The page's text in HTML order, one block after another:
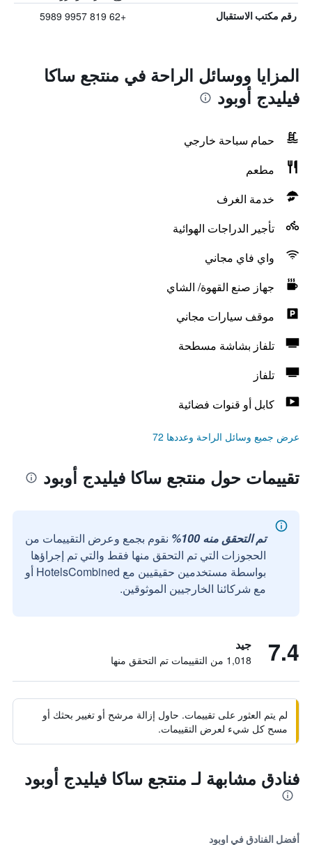
رقم مكتب الاستقبال +62 819 9957 5989
المزايا ووسائل الراحة في منتجع ساكا
فيليدج أوبود
حمام سباحة خارجي
مطعم
خدمة الغرف
تأجير الدراجات الهوائية
واي فاي مجاني
جهاز صنع القهوة/ الشاي
موقف سيارات مجاني
تلفاز بشاشة مسطحة
تلفاز
كابل أو قنوات فضائية
عرض جميع وسائل الراحة وعددها 72
تقييمات حول منتجع ساكا فيليدج أوبود
تم التحقق منه 100%
نقوم بجمع وعرض التقييمات من
الحجوزات التي تم التحقق منها فقط والتي تم إجراؤها
بواسطة مستخدمين حقيقيين مع HotelsCombined أو
مع شركائنا الخارجيين الموثوقين.
7.4 جيد
1,018 من التقييمات تم التحقق منها
لم يتم العثور على تقييمات. حاول إزالة مرشح أو تغيير بحثك أو
مسح كل شيء لعرض التقييمات.
فنادق مشابهة لـ منتجع ساكا فيليدج أوبود
أفضل الفنادق في اوبود